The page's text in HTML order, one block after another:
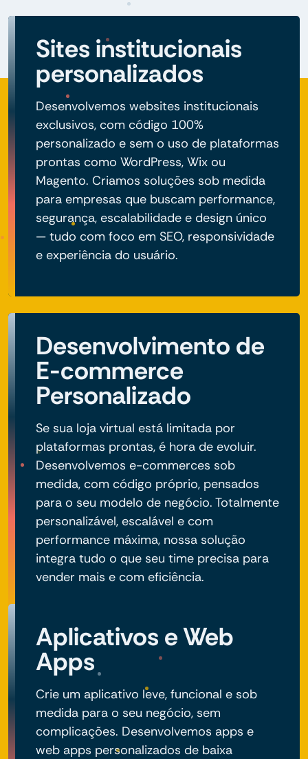
Sites institucionais
personalizados
Desenvolvemos websites institucionais
exclusivos, com código 100%
personalizado e sem o uso de plataformas
prontas como WordPress, Wix ou
Magento. Criamos soluções sob medida
para empresas que buscam performance,
segurança, escalabilidade e design único
— tudo com foco em SEO, responsividade
e experiência do usuário.
Desenvolvimento de
E-commerce
Personalizado
Se sua loja virtual está limitada por
plataformas prontas, é hora de evoluir.
Desenvolvemos e-commerces sob
medida, com código próprio, pensados
para o seu modelo de negócio. Totalmente
personalizável, escalável e com
performance máxima, nossa solução
integra tudo o que seu time precisa para
vender mais e com eficiência.
Aplicativos e Web
Apps
Crie um aplicativo leve, funcional e sob
medida para o seu negócio, sem
complicações. Desenvolvemos apps e
web apps personalizados de baixa